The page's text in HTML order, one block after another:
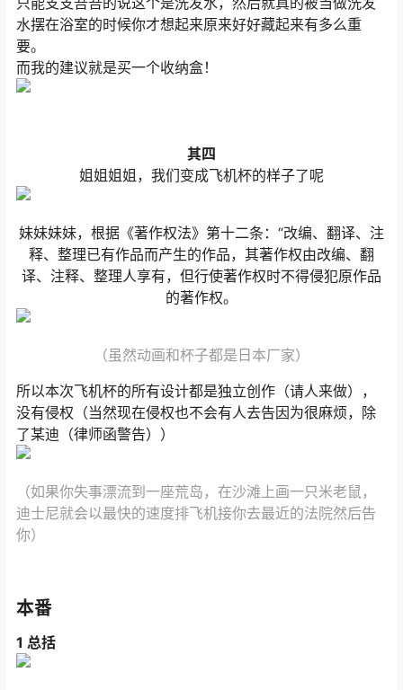
水摆在浴室的时候你才想起来原来好好藏起来有多么重
要。
而我的建议就是买一个收纳盒！
其四
姐姐姐姐，我们变成飞机杯的样子了呢
妹妹妹妹，根据《著作权法》第十二条：“改编、翻译、注
释、整理已有作品而产生的作品，其著作权由改编、翻
译、注释、整理人享有，但行使著作权时不得侵犯原作品
的著作权。
（虽然动画和杯子都是日本厂家）
所以本次飞机杯的所有设计都是独立创作（请人来做），
没有侵权（当然现在侵权也不会有人去告因为很麻烦，除
了某迪（律师函警告））
（如果你失事漂流到一座荒岛，在沙滩上画一只米老鼠，
迪士尼就会以最快的速度排飞机接你去最近的法院然后告
你）
本番
1 总括